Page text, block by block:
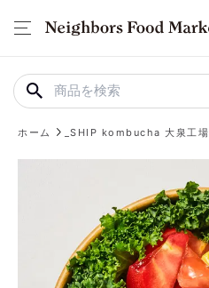
ホーム _SHIP kombucha 大泉工場